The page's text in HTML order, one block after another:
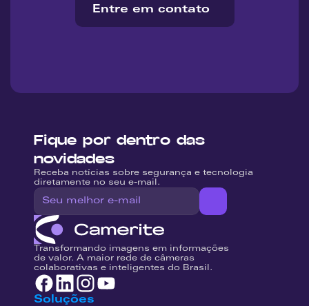
Entre em contato
Fique por dentro das
novidades
Receba notícias sobre segurança e tecnologia
diretamente no seu e-mail.
Transformando imagens em informações
de valor. A maior rede de câmeras
colaborativas e inteligentes do Brasil.
Soluções